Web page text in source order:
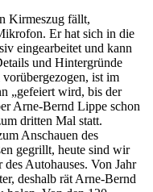
Kirmeszug fällt,
Er hat sich in die
eingearbeitet und kann
und Hintergründe
ist im
„gefeiert wird, bis der
Arne-Bernd Lippe schon
dritten Mal statt.
Anschauen des
gegrillt, heute sind wir
Autohauses. Von Jahr
deshalb rät Arne-Bernd